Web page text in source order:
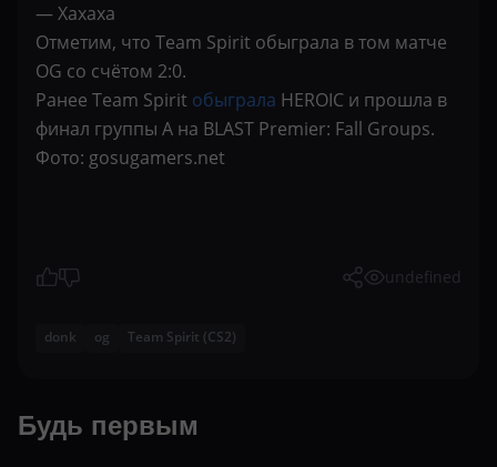
— Хахаха
Отметим, что Team Spirit обыграла в том матче
OG со счётом 2:0.
Ранее Team Spirit обыграла HEROIC и прошла в
финал группы A на BLAST Premier: Fall Groups.
Фото: gosugamers.net
undefined
donk og Team Spirit (CS2)
Будь первым